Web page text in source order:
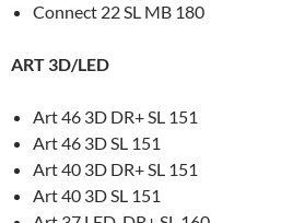
Connect 22 SL MB 180
ART 3D/LED
Art 46 3D DR+ SL 151
Art 46 3D SL 151
Art 40 3D DR+ SL 151
Art 40 3D SL 151